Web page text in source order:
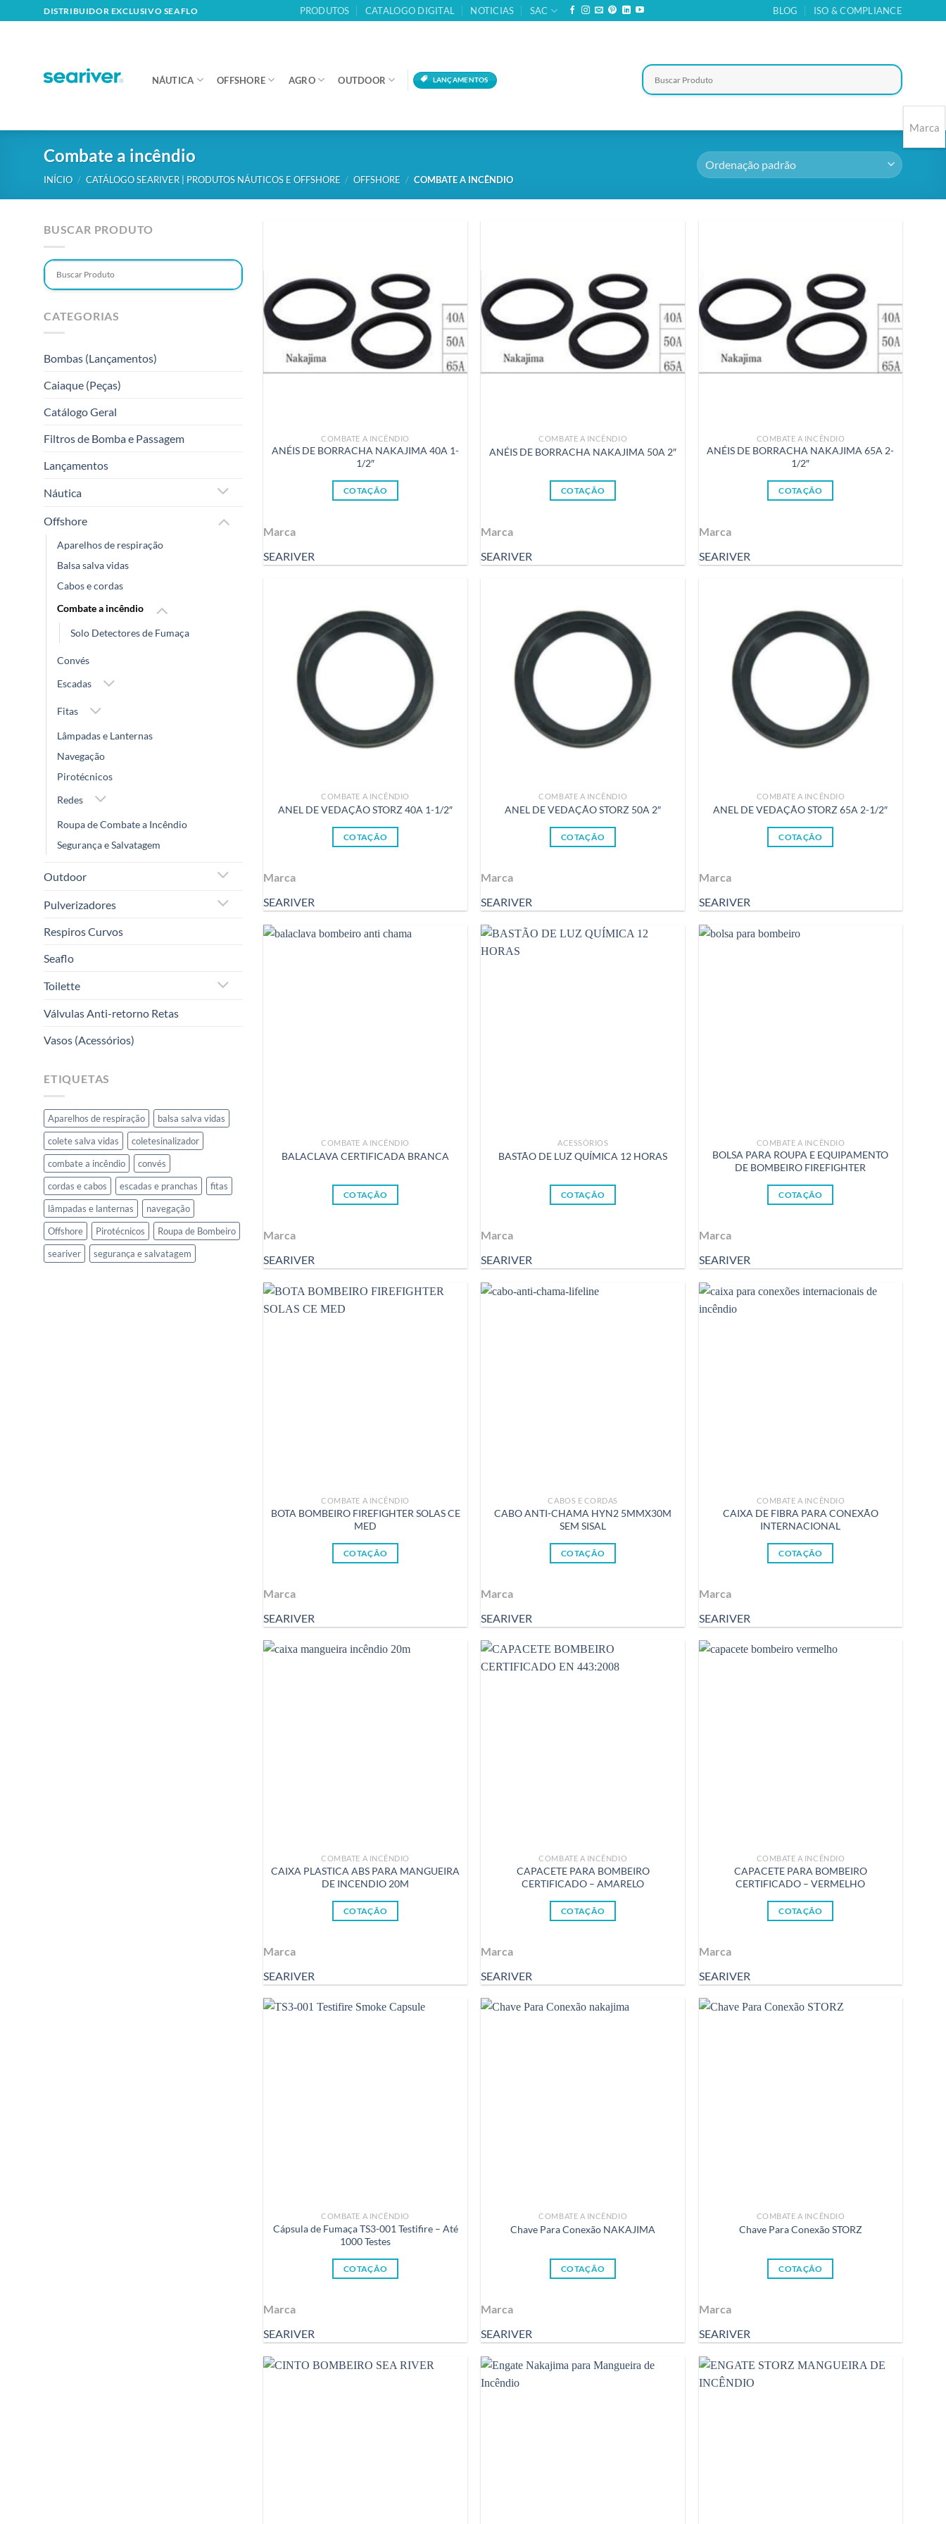
to
DISTRIBUIDOR EXCLUSIVO SEAFLO PRODUTOS CATALOGO DIGITAL NOTICIAS SAC BLOG ISO & COMPLIANCE
NÁUTICA OFFSHORE AGRO OUTDOOR LANÇAMENTOS
Combate a incêndio
INÍCIO / CATÁLOGO SEARIVER | PRODUTOS NÁUTICOS E OFFSHORE / OFFSHORE / COMBATE A INCÊNDIO
BUSCAR PRODUTO
CATEGORIAS
Bombas (Lançamentos)
Caiaque (Peças)
Catálogo Geral
Filtros de Bomba e Passagem
Lançamentos
Náutica
Offshore
Aparelhos de respiração
Balsa salva vidas
Cabos e cordas
Combate a incêndio
Solo Detectores de Fumaça
Convés
Escadas
Fitas
Lâmpadas e Lanternas
Navegação
Pirotécnicos
Redes
Roupa de Combate a Incêndio
Segurança e Salvatagem
Outdoor
Pulverizadores
Respiros Curvos
Seaflo
Toilette
Válvulas Anti-retorno Retas
Vasos (Acessórios)
ETIQUETAS
Aparelhos de respiração
balsa salva vidas
colete salva vidas
coletesinalizador
combate a incêndio
convés
cordas e cabos
escadas e pranchas
fitas
lâmpadas e lanternas
navegação
Offshore
Pirotécnicos
Roupa de Bombeiro
seariver
segurança e salvatagem
COMBATE A INCÊNDIO
ANÉIS DE BORRACHA NAKAJIMA 40A 1-
1/2″
COTAÇÃO
Marca
SEARIVER
COMBATE A INCÊNDIO
ANÉIS DE BORRACHA NAKAJIMA 50A 2″
COTAÇÃO
Marca
SEARIVER
COMBATE A INCÊNDIO
ANÉIS DE BORRACHA NAKAJIMA 65A 2-
1/2″
COTAÇÃO
Marca
SEARIVER
COMBATE A INCÊNDIO
ANEL DE VEDAÇÃO STORZ 40A 1-1/2″
COTAÇÃO
Marca
SEARIVER
COMBATE A INCÊNDIO
ANEL DE VEDAÇÃO STORZ 50A 2″
COTAÇÃO
Marca
SEARIVER
COMBATE A INCÊNDIO
ANEL DE VEDAÇÃO STORZ 65A 2-1/2″
COTAÇÃO
Marca
SEARIVER
COMBATE A INCÊNDIO
BALACLAVA CERTIFICADA BRANCA
COTAÇÃO
Marca
SEARIVER
ACESSÓRIOS
BASTÃO DE LUZ QUÍMICA 12 HORAS
COTAÇÃO
Marca
SEARIVER
COMBATE A INCÊNDIO
BOLSA PARA ROUPA E EQUIPAMENTO
DE BOMBEIRO FIREFIGHTER
COTAÇÃO
Marca
SEARIVER
COMBATE A INCÊNDIO
BOTA BOMBEIRO FIREFIGHTER SOLAS CE
MED
COTAÇÃO
Marca
SEARIVER
CABOS E CORDAS
CABO ANTI-CHAMA HYN2 5MMX30M
SEM SISAL
COTAÇÃO
Marca
SEARIVER
COMBATE A INCÊNDIO
CAIXA DE FIBRA PARA CONEXÃO
INTERNACIONAL
COTAÇÃO
Marca
SEARIVER
COMBATE A INCÊNDIO
CAIXA PLASTICA ABS PARA MANGUEIRA
DE INCENDIO 20M
COTAÇÃO
Marca
SEARIVER
COMBATE A INCÊNDIO
CAPACETE PARA BOMBEIRO
CERTIFICADO – AMARELO
COTAÇÃO
Marca
SEARIVER
COMBATE A INCÊNDIO
CAPACETE PARA BOMBEIRO
CERTIFICADO – VERMELHO
COTAÇÃO
Marca
SEARIVER
COMBATE A INCÊNDIO
Cápsula de Fumaça TS3-001 Testifire – Até
1000 Testes
COTAÇÃO
Marca
SEARIVER
COMBATE A INCÊNDIO
Chave Para Conexão NAKAJIMA
COTAÇÃO
Marca
SEARIVER
COMBATE A INCÊNDIO
Chave Para Conexão STORZ
COTAÇÃO
Marca
SEARIVER
Marca